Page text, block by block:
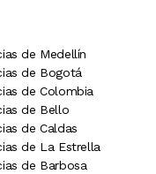
de Medellín
de Bogotá
de Colombia
de Bello
de Caldas
de La Estrella
de Barbosa